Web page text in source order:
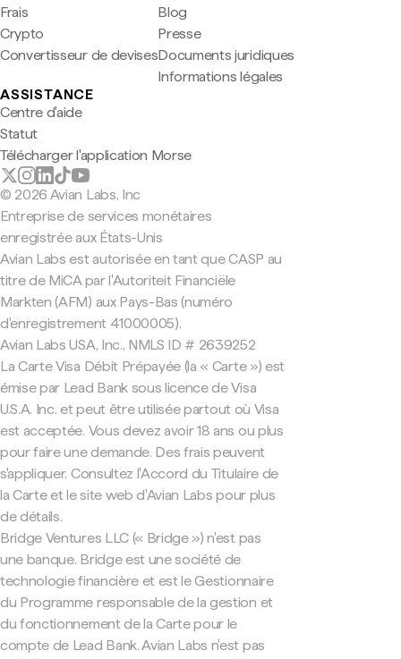
Frais
Crypto
Convertisseur de devises
Blog
Presse
Documents juridiques
Informations légales
ASSISTANCE
Centre d'aide
Statut
Télécharger l'application Morse
© 2026 Avian Labs, Inc
Entreprise de services monétaires
enregistrée aux États-Unis
Avian Labs est autorisée en tant que CASP au
titre de MiCA par l'Autoriteit Financiële
Markten (AFM) aux Pays-Bas (numéro
d'enregistrement 41000005).
Avian Labs USA, Inc., NMLS ID # 2639252
La Carte Visa Débit Prépayée (la « Carte ») est
émise par Lead Bank sous licence de Visa
U.S.A. Inc. et peut être utilisée partout où Visa
est acceptée. Vous devez avoir 18 ans ou plus
pour faire une demande. Des frais peuvent
s'appliquer. Consultez l'Accord du Titulaire de
la Carte et le site web d'Avian Labs pour plus
de détails.
Bridge Ventures LLC (« Bridge ») n'est pas
une banque. Bridge est une société de
technologie financière et est le Gestionnaire
du Programme responsable de la gestion et
du fonctionnement de la Carte pour le
compte de Lead Bank. Avian Labs n'est pas